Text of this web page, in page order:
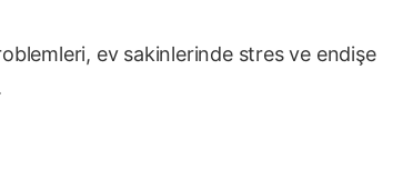
ev sakinlerinde stres ve endişe